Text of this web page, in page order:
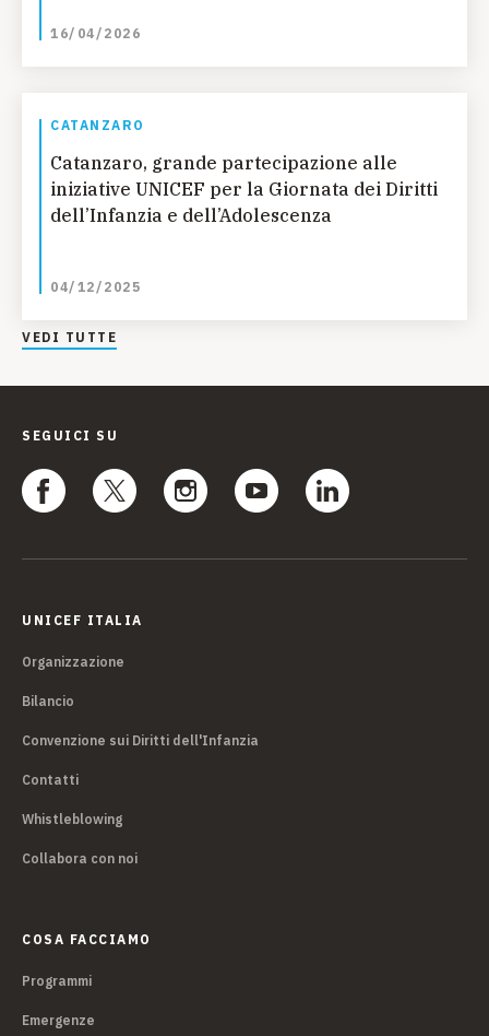
16/04/2026
CATANZARO
Catanzaro, grande partecipazione alle
iniziative UNICEF per la Giornata dei Diritti
dell’Infanzia e dell’Adolescenza
04/12/2025
VEDI TUTTE
SEGUICI SU
UNICEF ITALIA
Organizzazione
Bilancio
Convenzione sui Diritti dell'Infanzia
Contatti
Whistleblowing
Collabora con noi
COSA FACCIAMO
Programmi
Emergenze